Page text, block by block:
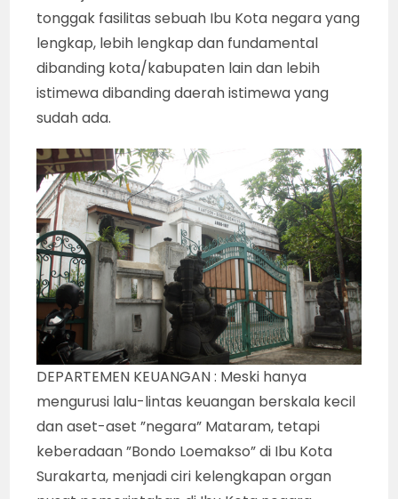
tonggak fasilitas sebuah Ibu Kota negara yang
lengkap, lebih lengkap dan fundamental
dibanding kota/kabupaten lain dan lebih
istimewa dibanding daerah istimewa yang
sudah ada.
DEPARTEMEN KEUANGAN : Meski hanya
mengurusi lalu-lintas keuangan berskala kecil
dan aset-aset ”negara” Mataram, tetapi
keberadaan ”Bondo Loemakso” di Ibu Kota
Surakarta, menjadi ciri kelengkapan organ